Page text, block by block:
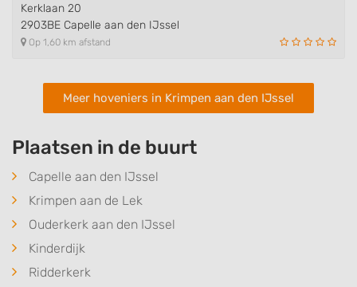
Kerklaan 20
2903BE Capelle aan den IJssel
Op 1,60 km afstand
Meer hoveniers in Krimpen aan den IJssel
Plaatsen in de buurt
Capelle aan den IJssel
Krimpen aan de Lek
Ouderkerk aan den IJssel
Kinderdijk
Ridderkerk